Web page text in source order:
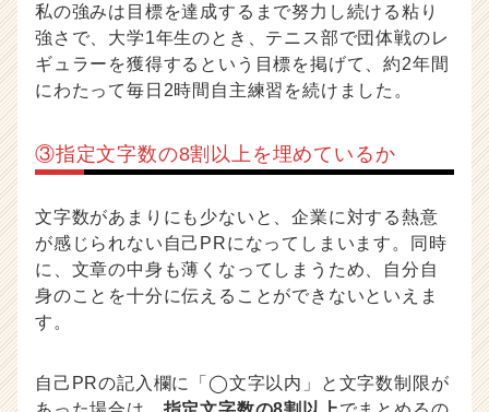
私の強みは目標を達成するまで努力し続ける粘り
強さで、大学1年生のとき、テニス部で団体戦のレ
ギュラーを獲得するという目標を掲げて、約2年間
にわたって毎日2時間自主練習を続けました。
③指定文字数の8割以上を埋めているか
文字数があまりにも少ないと、企業に対する熱意
が感じられない自己PRになってしまいます。同時
に、文章の中身も薄くなってしまうため、自分自
身のことを十分に伝えることができないといえま
す。
自己PRの記入欄に「◯文字以内」と文字数制限が